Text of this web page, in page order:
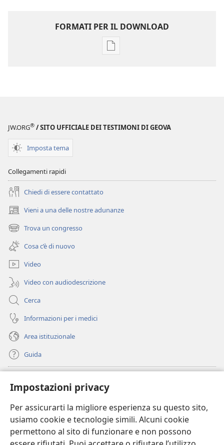
Impostazioni privacy
Per assicurarti la migliore esperienza su questo sito,
usiamo cookie e tecnologie simili. Alcuni cookie
permettono al sito di funzionare e non possono
FORMATI PER IL DOWNLOAD
Opzioni
Annuario
del
JW.ORG® / SITO UFFICIALE DEI TESTIMONI DI GEOVA
Imposta tema
Collegamenti rapidi
Chiedi di essere contattato
Vieni a una delle nostre adunanze
(apre
una
nuova
finestra)
Trova un congresso
(apre
una
nuova
finestra)
Cosa c’è di nuovo
Video
Video con audiodescrizione
Cerca
Informazioni per i medici
Area istituzionale
Guida
(apre
una
nuova
finestra)
BIBLIOTECA ONLINE Watchtower
(apre
una
nuova
finestra)
JW Hub
(apre